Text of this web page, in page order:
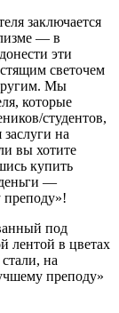
заключается
— в
эти
светочем
Мы
которые
студентов,
на
вы хотите
купить
—
преподу»!
под
лентой в цветах
на
преподу»